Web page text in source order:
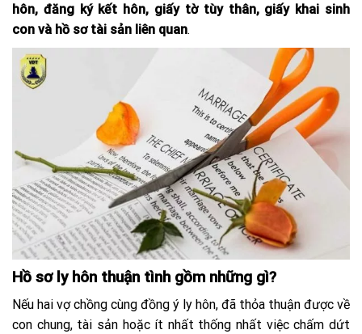
hôn, đăng ký kết hôn, giấy tờ tùy thân, giấy khai sinh
con và hồ sơ tài sản liên quan.
Hồ sơ ly hôn thuận tình gồm những gì?
Nếu hai vợ chồng cùng đồng ý ly hôn, đã thỏa thuận được về
con chung, tài sản hoặc ít nhất thống nhất việc chấm dứt